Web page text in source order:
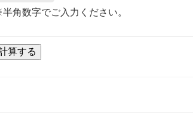
角数字でご入力ください。